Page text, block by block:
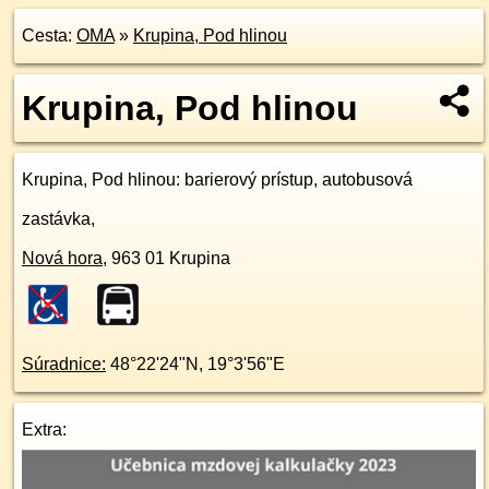
Cesta: OMA» Krupina, Pod hlinou
Krupina, Pod hlinou
Krupina, Pod hlinou: barierový prístup, autobusová
zastávka,
Nová hora, 963 01 Krupina
Súradnice: 48°22'24"N , 19°3'56"E
Extra: